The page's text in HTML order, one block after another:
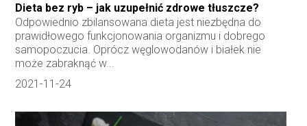
Dieta bez ryb – jak uzupełnić zdrowe tłuszcze?
Odpowiednio zbilansowana dieta jest niezbędna do
prawidłowego funkcjonowania organizmu i dobrego
samopoczucia. Oprócz węglowodanów i białek nie
może zabraknąć w...
2021-11-24